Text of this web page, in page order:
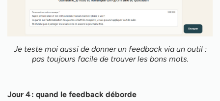
Je teste moi aussi de donner un feedback via un outil :
pas toujours facile de trouver les bons mots.
Jour 4 : quand le feedback déborde